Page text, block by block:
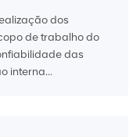
dos
de trabalho do
das
interna...